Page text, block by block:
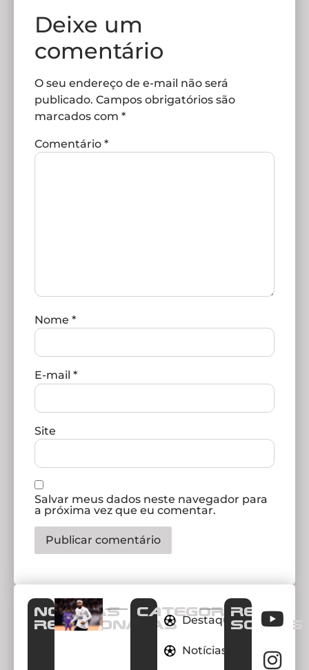
Deixe um
comentário
O seu endereço de e-mail não será
publicado. Campos obrigatórios são
marcados com *
Comentário *
Nome *
E-mail *
Site
Salvar meus dados neste navegador para
a próxima vez que eu comentar.
Notícias
Relacionadas
CATEGORIAS
Destaques
Notícias
REDES
SOCIAIS